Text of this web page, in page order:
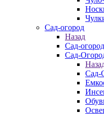
Сад-огород
Назад
Сад-огород
Сад-
Сад-